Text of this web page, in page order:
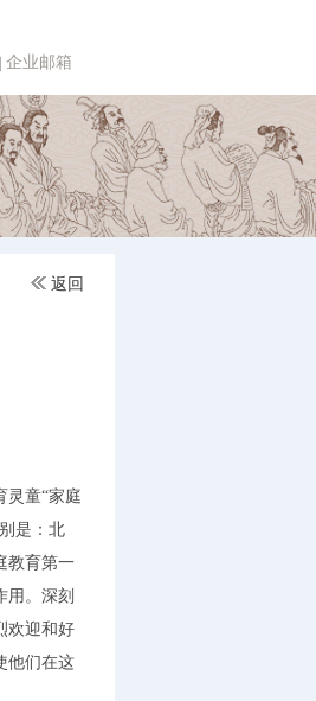
企业邮箱
返回
童“家庭
是：北
教育第一
用。深刻
欢迎和好
他们在这